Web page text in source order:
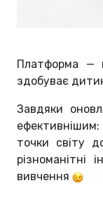
Платформа —
здобуває
Завдяки
ефективнішим:
точки світу
різноманітні
вивчення